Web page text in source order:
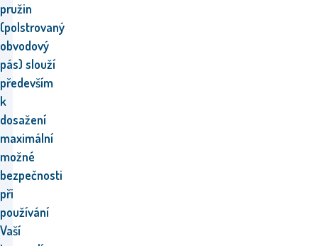
pružin
(polstrovaný
obvodový
pás) slouží
především
k
dosažení
maximální
možné
bezpečnosti
při
používání
Vaší